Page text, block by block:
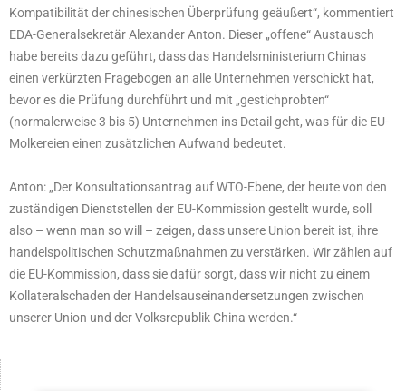
Kompatibilität der chinesischen Überprüfung geäußert“, kommentiert
EDA-Generalsekretär Alexander Anton. Dieser „offene“ Austausch
habe bereits dazu geführt, dass das Handelsministerium Chinas
einen verkürzten Fragebogen an alle Unternehmen verschickt hat,
bevor es die Prüfung durchführt und mit „gestichprobten“
(normalerweise 3 bis 5) Unternehmen ins Detail geht, was für die EU-
Molkereien einen zusätzlichen Aufwand bedeutet.
Anton: „Der Konsultationsantrag auf WTO-Ebene, der heute von den
zuständigen Dienststellen der EU-Kommission gestellt wurde, soll
also – wenn man so will – zeigen, dass unsere Union bereit ist, ihre
handelspolitischen Schutzmaßnahmen zu verstärken. Wir zählen auf
die EU-Kommission, dass sie dafür sorgt, dass wir nicht zu einem
Kollateralschaden der Handelsauseinandersetzungen zwischen
unserer Union und der Volksrepublik China werden.“